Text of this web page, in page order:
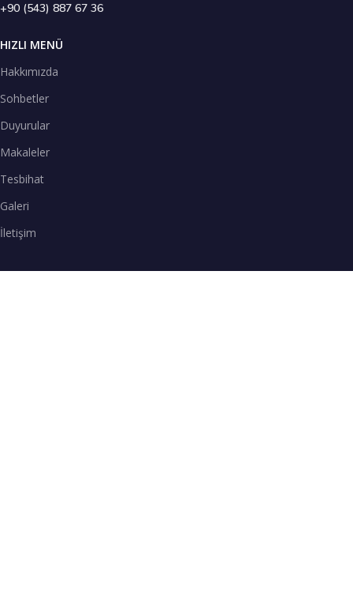
+90 (543) 887 67 36
HIZLI MENÜ
Hakkımızda
Sohbetler
Duyurular
Makaleler
Tesbihat
Galeri
İletişim